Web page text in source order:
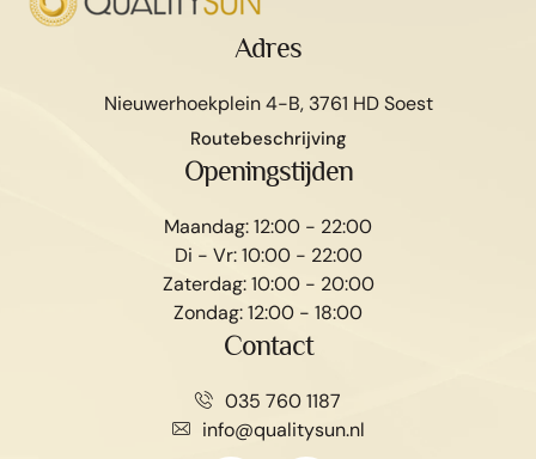
Adres
Nieuwerhoekplein 4-B, 3761 HD Soest
Routebeschrijving
Openingstijden
Maandag: 12:00 - 22:00
Di - Vr: 10:00 - 22:00
Zaterdag: 10:00 - 20:00
Zondag: 12:00 - 18:00
Contact
035 760 1187
info@qualitysun.nl